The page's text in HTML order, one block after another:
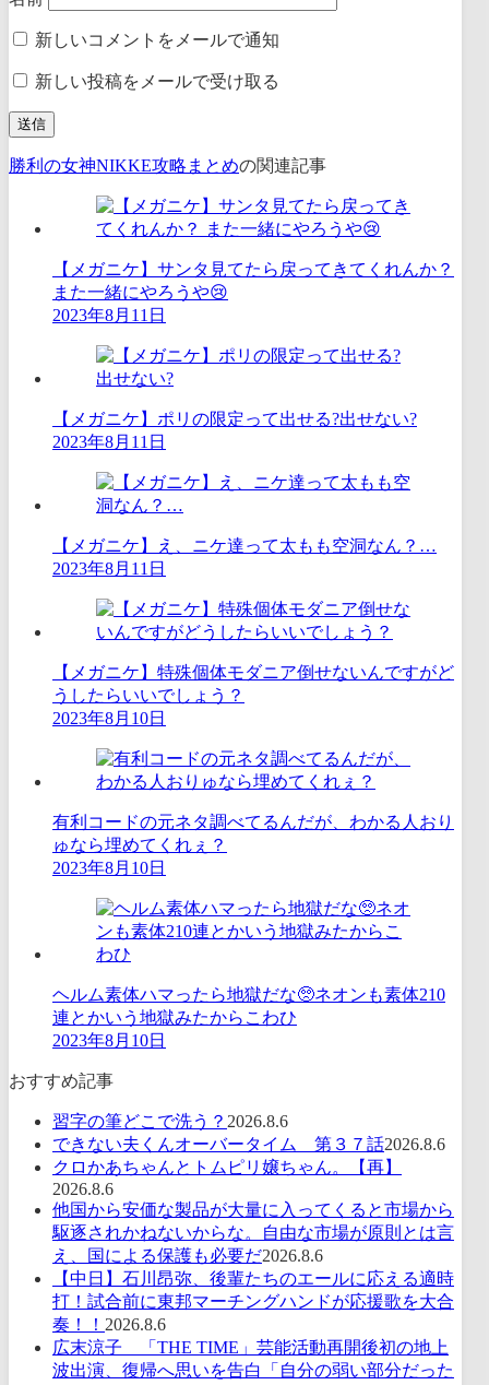
新しいコメントをメールで通知
新しい投稿をメールで受け取る
勝利の女神NIKKE攻略まとめの関連記事
【メガニケ】サンタ見てたら戻ってきてくれんか？
また一緒にやろうや😢
2023年8月11日
【メガニケ】ポリの限定って出せる?出せない?
2023年8月11日
【メガニケ】え、ニケ達って太もも空洞なん？…
2023年8月11日
【メガニケ】特殊個体モダニア倒せないんですがど
うしたらいいでしょう？
2023年8月10日
有利コードの元ネタ調べてるんだが、わかる人おり
ゅなら埋めてくれぇ？
2023年8月10日
ヘルム素体ハマったら地獄だな🥺ネオンも素体210
連とかいう地獄みたからこわひ
2023年8月10日
おすすめ記事
習字の筆どこで洗う？ 2026.8.6
できない夫くんオーバータイム 第３７話2026.8.6
クロかあちゃんとトムピリ嬢ちゃん。【再】
2026.8.6
他国から安価な製品が大量に入ってくると市場から
駆逐されかねないからな。自由な市場が原則とは言
え、国による保護も必要だ2026.8.6
【中日】石川昂弥、後輩たちのエールに応える適時
打！試合前に東邦マーチングハンドが応援歌を大合
奏！！ 2026.8.6
広末涼子 「THE TIME」芸能活動再開後初の地上
波出演、復帰へ思いを告白「自分の弱い部分だった